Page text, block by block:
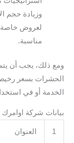
وزيادة حجم
لعروض خاصة
مناسبة.
ومع ذلك، يجب أن
الحشرات بسعر
الخدمة أو في
بيانات شركة
1 العنوان